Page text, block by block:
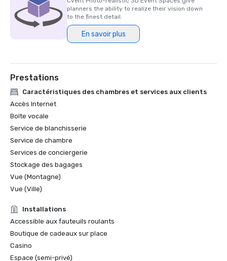
planners the ability to realize their vision down
to the finest detail.
En savoir plus
Prestations
Caractéristiques des chambres et services aux clients
Accès Internet
Boîte vocale
Service de blanchisserie
Service de chambre
Services de conciergerie
Stockage des bagages
Vue (Montagne)
Vue (Ville)
Installations
Accessible aux fauteuils roulants
Boutique de cadeaux sur place
Casino
Espace (semi-privé)